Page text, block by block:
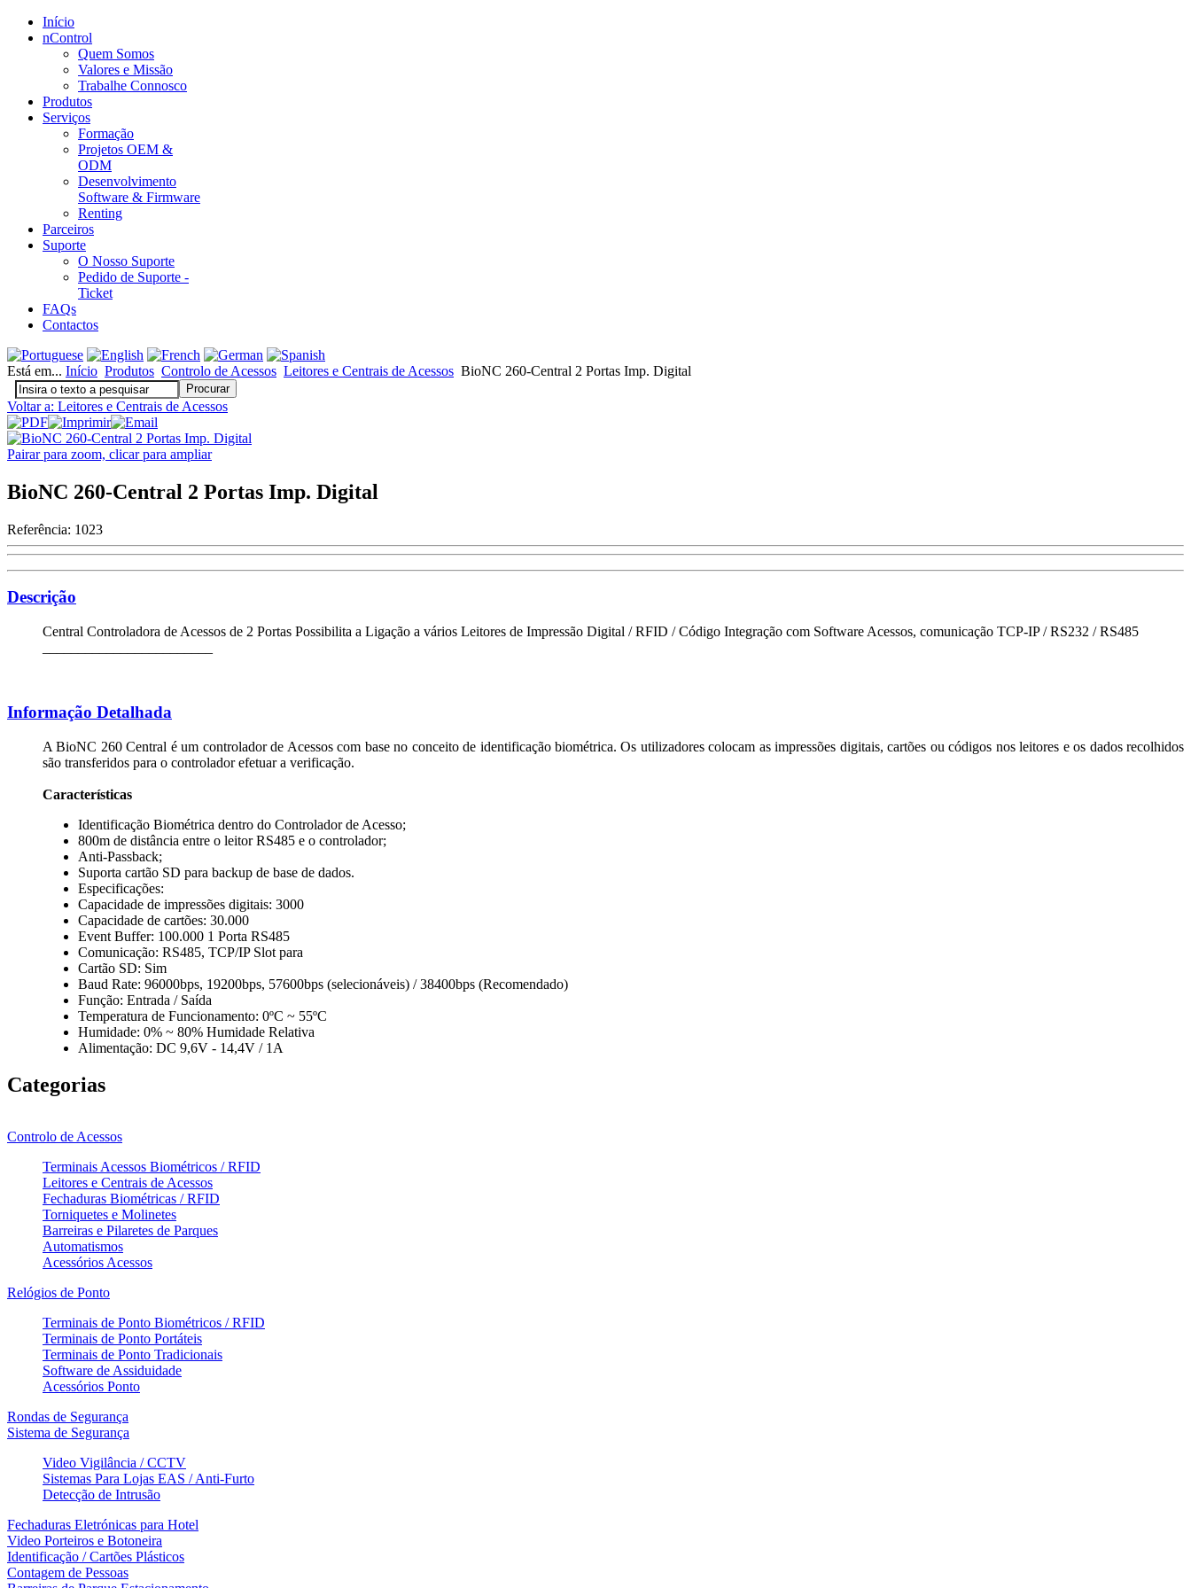
Início
nControl
Quem Somos
Valores e Missão
Trabalhe Connosco
Produtos
Serviços
Formação
Projetos OEM &
ODM
Desenvolvimento
Software & Firmware
Renting
Parceiros
Suporte
O Nosso Suporte
Pedido de Suporte -
Ticket
FAQs
Contactos
Está em... Início Produtos Controlo de Acessos Leitores e Centrais de Acessos BioNC 260-Central 2 Portas Imp. Digital
Voltar a: Leitores e Centrais de Acessos
Pairar para zoom, clicar para ampliar
BioNC 260-Central 2 Portas Imp. Digital
Referência: 1023
Descrição
Central Controladora de Acessos de 2 Portas Possibilita a Ligação a vários Leitores de Impressão Digital / RFID / Código Integração com Software Acessos, comunicação TCP-IP / RS232 / RS485
Informação Detalhada
A BioNC 260 Central é um controlador de Acessos com base no conceito de identificação biométrica. Os utilizadores colocam as impressões digitais, cartões ou códigos nos leitores e os dados recolhidos
são transferidos para o controlador efetuar a verificação.
Características
Identificação Biométrica dentro do Controlador de Acesso;
800m de distância entre o leitor RS485 e o controlador;
Anti-Passback;
Suporta cartão SD para backup de base de dados.
Especificações:
Capacidade de impressões digitais: 3000
Capacidade de cartões: 30.000
Event Buffer: 100.000 1 Porta RS485
Comunicação: RS485, TCP/IP Slot para
Cartão SD: Sim
Baud Rate: 96000bps, 19200bps, 57600bps (selecionáveis) / 38400bps (Recomendado)
Função: Entrada / Saída
Temperatura de Funcionamento: 0ºC ~ 55ºC
Humidade: 0% ~ 80% Humidade Relativa
Alimentação: DC 9,6V - 14,4V / 1A
Categorias
Controlo de Acessos
Terminais Acessos Biométricos / RFID
Leitores e Centrais de Acessos
Fechaduras Biométricas / RFID
Torniquetes e Molinetes
Barreiras e Pilaretes de Parques
Automatismos
Acessórios Acessos
Relógios de Ponto
Terminais de Ponto Biométricos / RFID
Terminais de Ponto Portáteis
Terminais de Ponto Tradicionais
Software de Assiduidade
Acessórios Ponto
Rondas de Segurança
Sistema de Segurança
Video Vigilância / CCTV
Sistemas Para Lojas EAS / Anti-Furto
Detecção de Intrusão
Fechaduras Eletrónicas para Hotel
Video Porteiros e Botoneira
Identificação / Cartões Plásticos
Contagem de Pessoas